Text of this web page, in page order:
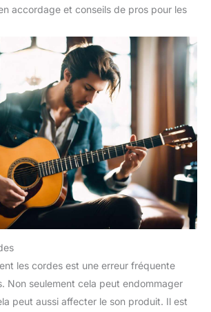
accordage et conseils de pros pour les
les cordes est une erreur fréquente
Non seulement cela peut endommager
peut aussi affecter le son produit. Il est